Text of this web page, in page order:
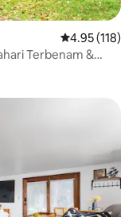
Penarafan
4.95 (118)
Terbenam &